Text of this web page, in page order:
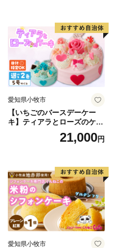
愛知県小牧市
【いちごのバースデーケー
キ】ティアラとローズのケー
キ スイーツ デザート 洋菓
子 お取り寄せ 愛知県 小牧市
レーション ホールケーキ 日
時指定可
21,000円
愛知県小牧市